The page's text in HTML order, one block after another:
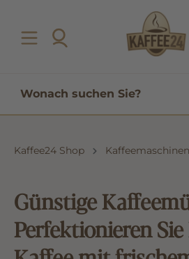
Kaffee24 Shop Kaffeemaschinen
Günstige
Perfektionieren